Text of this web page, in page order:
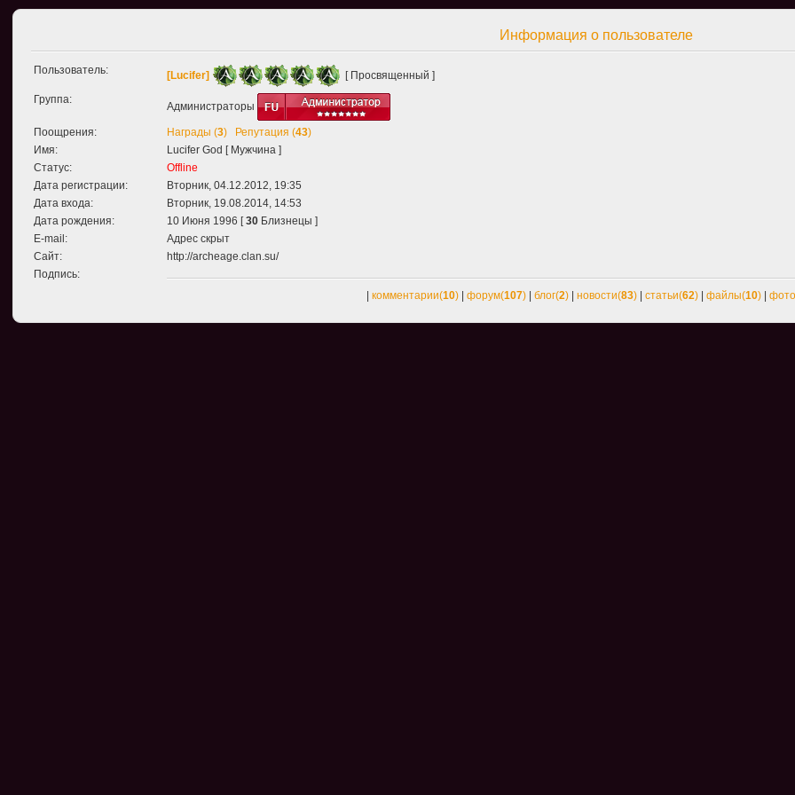
Информация о пользователе
Пользователь: [Lucifer]
[ Просвященный ]
Группа:
Администраторы
Поощрения: Награды (3) Репутация (43)
Имя:
Lucifer God [ Мужчина ]
Статус:
Offline
Дата регистрации:
Вторник, 04.12.2012, 19:35
Дата входа:
Вторник, 19.08.2014, 14:53
Дата рождения:
10 Июня 1996 [30Близнецы ]
E-mail:
Адрес скрыт
Сайт:
http://archeage.clan.su/
Подпись:
комментарии(10)| форум(107)| блог(2)| новости(83)| статьи(62)| файлы(10)|